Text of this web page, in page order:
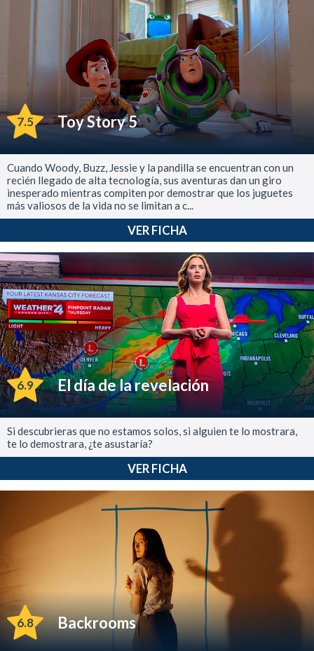
7.5 Toy Story 5
Cuando Woody, Buzz, Jessie y la pandilla se encuentran con un
recién llegado de alta tecnología, sus aventuras dan un giro
inesperado mientras compiten por demostrar que los juguetes
más valiosos de la vida no se limitan a c...
VER FICHA
6.9 El día de la revelación
Si descubrieras que no estamos solos, si alguien te lo mostrara,
te lo demostrara, ¿te asustaría?
VER FICHA
6.8 Backrooms